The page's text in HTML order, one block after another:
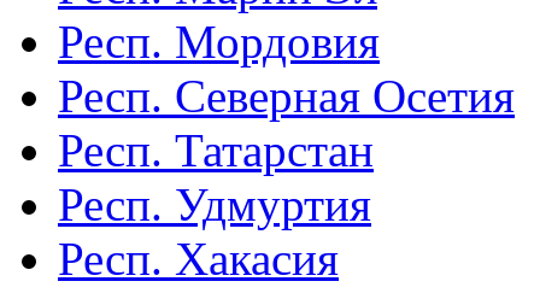
Респ. Мордовия
Респ. Северная Осетия
Респ. Татарстан
Респ. Удмуртия
Респ. Хакасия